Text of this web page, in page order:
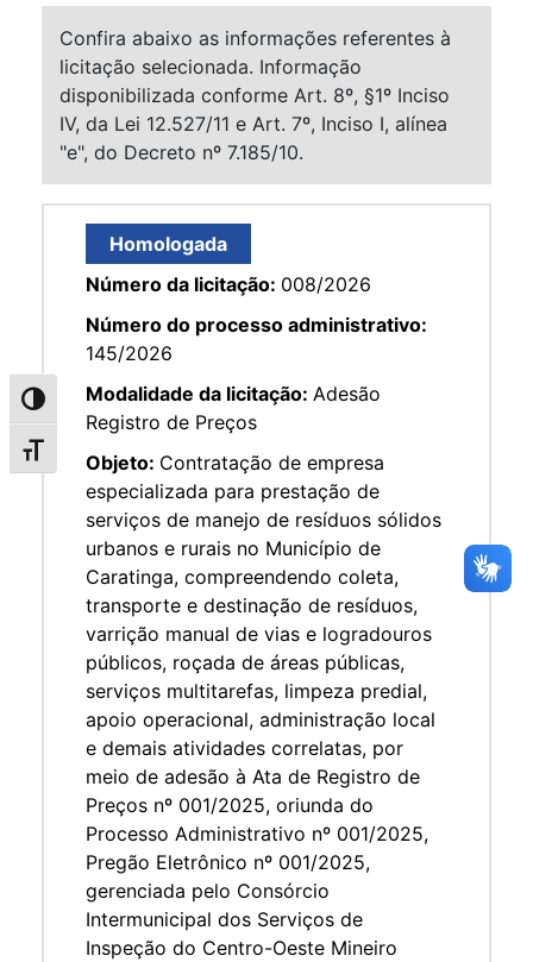
Alternar alto contraste
Alternar tamanho da fonte
Confira abaixo as informações referentes à
licitação selecionada. Informação
disponibilizada conforme Art. 8º, §1º Inciso
IV, da Lei 12.527/11 e Art. 7º, Inciso I, alínea
"e", do Decreto nº 7.185/10.
Homologada
Número da licitação: 008/2026
Número do processo administrativo:
145/2026
Modalidade da licitação: Adesão
Registro de Preços
Objeto: Contratação de empresa
especializada para prestação de
serviços de manejo de resíduos sólidos
urbanos e rurais no Município de
Caratinga, compreendendo coleta,
transporte e destinação de resíduos,
varrição manual de vias e logradouros
públicos, roçada de áreas públicas,
serviços multitarefas, limpeza predial,
apoio operacional, administração local
e demais atividades correlatas, por
meio de adesão à Ata de Registro de
Preços nº 001/2025, oriunda do
Processo Administrativo nº 001/2025,
Pregão Eletrônico nº 001/2025,
gerenciada pelo Consórcio
Intermunicipal dos Serviços de
Inspeção do Centro-Oeste Mineiro